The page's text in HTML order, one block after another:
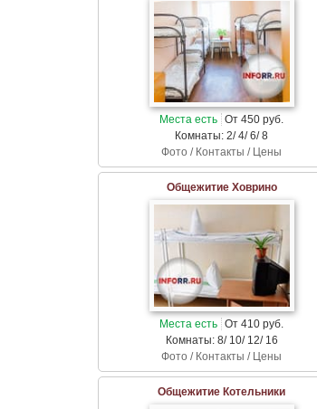
Места есть От 450 руб.
Комнаты: 2/ 4/ 6/ 8
Фото / Контакты / Цены
Общежитие Ховрино
Места есть От 410 руб.
Комнаты: 8/ 10/ 12/ 16
Фото / Контакты / Цены
Общежитие Котельники